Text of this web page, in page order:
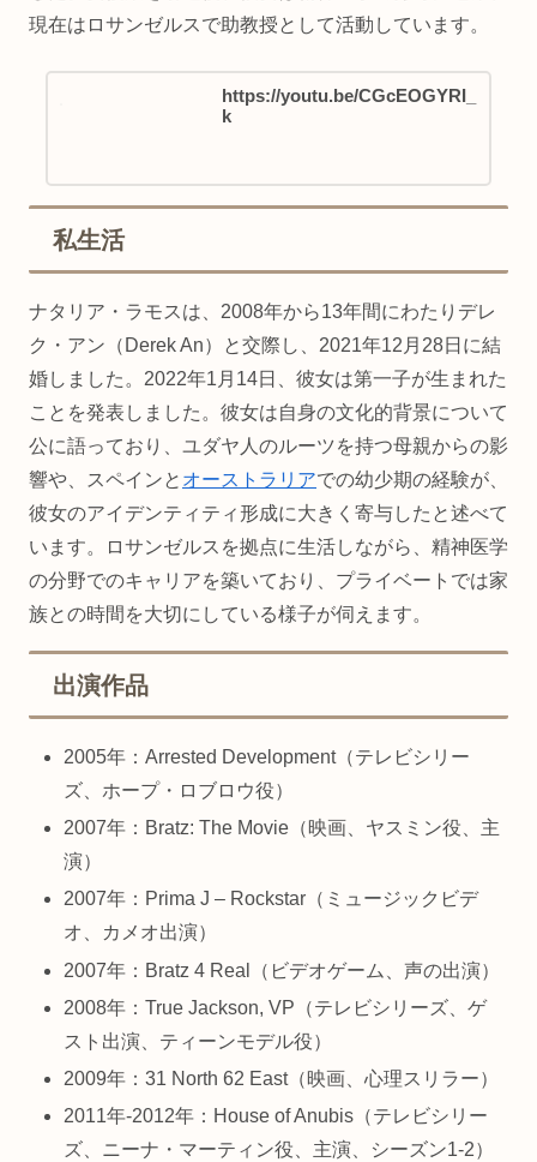
現在はロサンゼルスで助教授として活動しています。
https://youtu.be/CGcEOGYRI_
k
私生活
ナタリア・ラモスは、2008年から13年間にわたりデレ
ク・アン（Derek An）と交際し、2021年12月28日に結
婚しました。2022年1月14日、彼女は第一子が生まれた
ことを発表しました。彼女は自身の文化的背景について
公に語っており、ユダヤ人のルーツを持つ母親からの影
響や、スペインと オーストラリアでの幼少期の経験が、
彼女のアイデンティティ形成に大きく寄与したと述べて
います。ロサンゼルスを拠点に生活しながら、精神医学
の分野でのキャリアを築いており、プライベートでは家
族との時間を大切にしている様子が伺えます。
出演作品
2005年：Arrested Development（テレビシリー
ズ、ホープ・ロブロウ役）
2007年：Bratz: The Movie（映画、ヤスミン役、主
演）
2007年：Prima J – Rockstar（ミュージックビデ
オ、カメオ出演）
2007年：Bratz 4 Real（ビデオゲーム、声の出演）
2008年：True Jackson, VP（テレビシリーズ、ゲ
スト出演、ティーンモデル役）
2009年：31 North 62 East（映画、心理スリラー）
2011年-2012年：House of Anubis（テレビシリー
ズ、ニーナ・マーティン役、主演、シーズン1-2）